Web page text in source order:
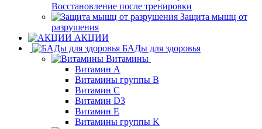
Восстановление после тренировки
Защита мышц от
разрушения
АКЦИИ
БАДы для здоровья
Витамины
Витамин А
Витамины группы B
Витамин C
Витамин D3
Витамин E
Витамины группы K